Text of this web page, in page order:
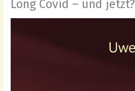
Long Covid – und jetzt?